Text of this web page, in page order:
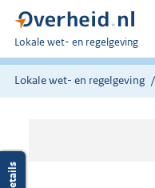
U
bent
hier:
Lokale wet- en regelgeving
Lokale wet- en regelgeving